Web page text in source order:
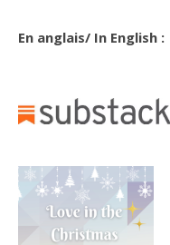
En anglais/ In English :